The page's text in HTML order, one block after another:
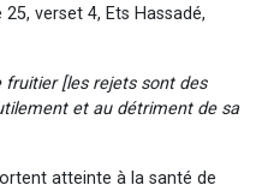
verset 4, Ets Hassadé,
fruitier [les rejets sont des
et au détriment de sa
atteinte à la santé de